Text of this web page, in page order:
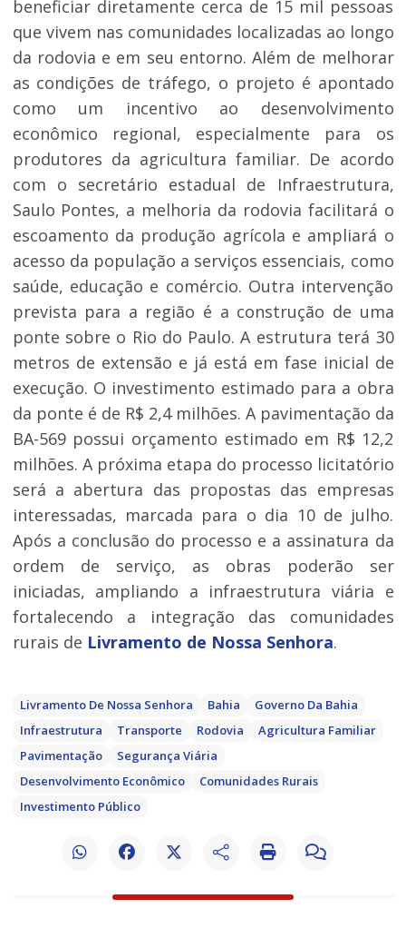
beneficiar diretamente cerca de 15 mil pessoas
que vivem nas comunidades localizadas ao longo
da rodovia e em seu entorno. Além de melhorar
as condições de tráfego, o projeto é apontado
como um incentivo ao desenvolvimento
econômico regional, especialmente para os
produtores da agricultura familiar. De acordo
com o secretário estadual de Infraestrutura,
Saulo Pontes, a melhoria da rodovia facilitará o
escoamento da produção agrícola e ampliará o
acesso da população a serviços essenciais, como
saúde, educação e comércio. Outra intervenção
prevista para a região é a construção de uma
ponte sobre o Rio do Paulo. A estrutura terá 30
metros de extensão e já está em fase inicial de
execução. O investimento estimado para a obra
da ponte é de R$ 2,4 milhões. A pavimentação da
BA-569 possui orçamento estimado em R$ 12,2
milhões. A próxima etapa do processo licitatório
será a abertura das propostas das empresas
interessadas, marcada para o dia 10 de julho.
Após a conclusão do processo e a assinatura da
ordem de serviço, as obras poderão ser
iniciadas, ampliando a infraestrutura viária e
fortalecendo a integração das comunidades
rurais de Livramento de Nossa Senhora.
Livramento De Nossa Senhora Bahia
Governo Da Bahia
Infraestrutura
Transporte Rodovia
Agricultura Familiar
Pavimentação
Segurança Viária
Desenvolvimento Econômico
Comunidades Rurais
Investimento Público